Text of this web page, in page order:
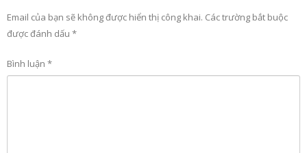
Email của bạn sẽ không được hiển thị công khai. Các trường bắt buộc
được đánh dấu *
Bình luận *